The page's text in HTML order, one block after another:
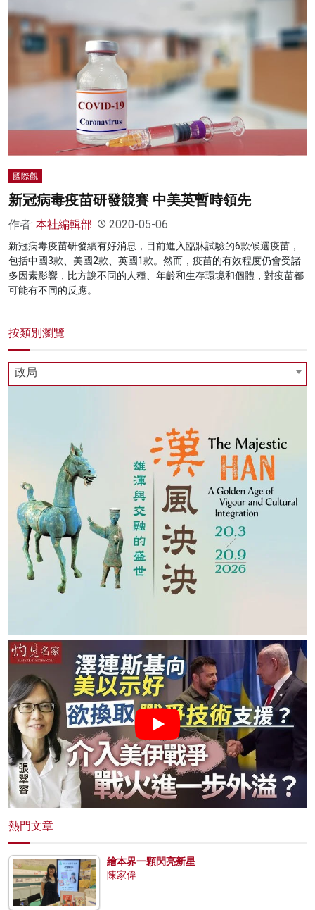
國際觀
新冠病毒疫苗研發競賽 中美英暫時領先
作者: 本社編輯部 2020-05-06
新冠病毒疫苗研發續有好消息，目前進入臨牀試驗的6款候選疫苗，
包括中國3款、美國2款、英國1款。然而，疫苗的有效程度仍會受諸
多因素影響，比方說不同的人種、年齡和生存環境和個體，對疫苗都
可能有不同的反應。
按類別瀏覽
政局
熱門文章
繪本界一顆閃亮新星
陳家偉